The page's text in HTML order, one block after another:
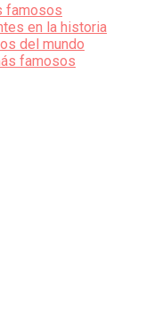
famosos
en la historia
del mundo
famosos